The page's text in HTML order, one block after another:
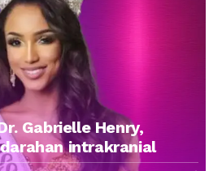
Gabrielle Henry,
intrakranial